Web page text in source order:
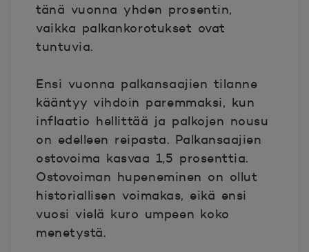
tänä vuonna yhden prosentin,
vaikka palkankorotukset ovat
tuntuvia.
Ensi vuonna palkansaajien tilanne
kääntyy vihdoin paremmaksi, kun
inflaatio hellittää ja palkojen nousu
on edelleen reipasta. Palkansaajien
ostovoima kasvaa 1,5 prosenttia.
Ostovoiman hupeneminen on ollut
historiallisen voimakas, eikä ensi
vuosi vielä kuro umpeen koko
menetystä.